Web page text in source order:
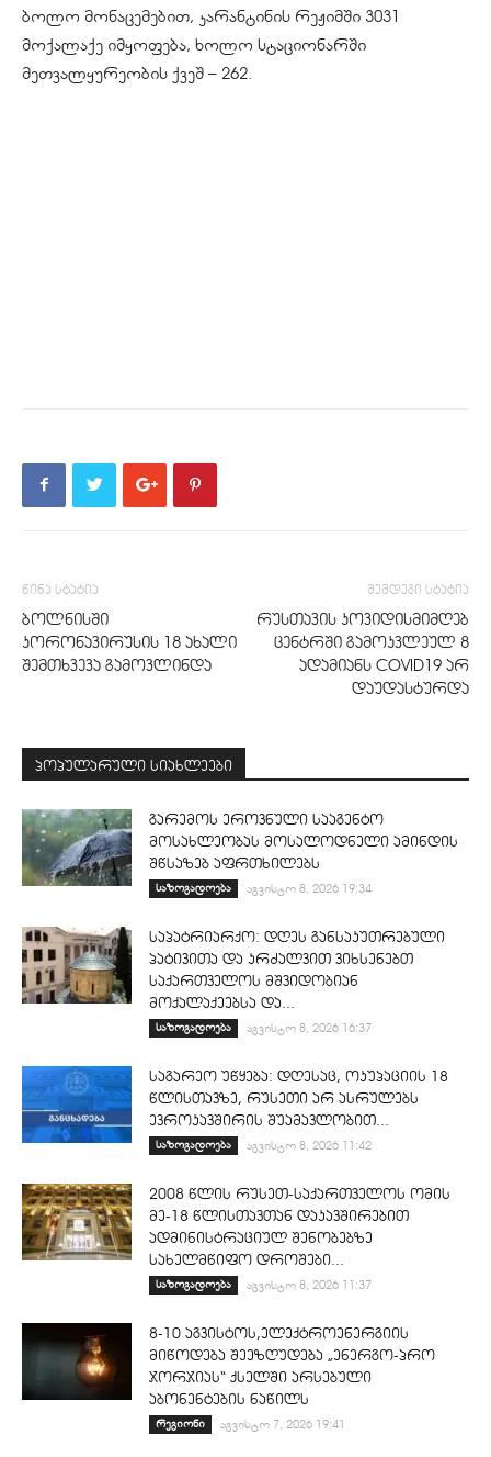
ბოლო მონაცემებით, კარანტინის რეჟიმში 3031
მოქალაქე იმყოფება, ხოლო სტაციონარში
მეთვალყურეობის ქვეშ – 262.
წინა სტატია
ბოლნისში
კორონავირუსის 18 ახალი
შემთხვევა გამოვლინდა
შემდეგი სტატია
რუსთავის კოვიდისმიმღებ
ცენტრში გამოკვლეულ 8
ადამიანს COVID19 არ
დაუდასტურდა
პოპულარული სიახლეები
გარემოს ეროვნული სააგენტო
მოსახლეობას მოსალოდნელი ამინდის
შწსაზებ აფრთხილებს
საზოგადოება აგვისტო 8, 2026 19:34
საპატრიარქო: დღეს განსაკუთრებული
პატივითა და კრძალვით ვიხსენებთ
საქართველოს მშვიდობიან
მოქალაქეებსა და...
საზოგადოება აგვისტო 8, 2026 16:37
საგარეო უწყება: დღესაც, ოკუპაციის 18
წლისთავზე, რუსეთი არ ასრულებს
ევროკავშირის შუამავლობით...
საზოგადოება აგვისტო 8, 2026 11:42
2008 წლის რუსეთ-საქართველოს ომის
მე-18 წლისთავთან დაკავშირებით
ადმინისტრაციულ შენობებზე
სახელმწიფო დროშები...
საზოგადოება აგვისტო 8, 2026 11:37
8-10 აგვისტოს,ელექტროენერგიის
მიწოდება შეეზღუდება „ენერგო-პრო
ჯორჯიას“ ქსელში არსებული
აბონენტების ნაწილს
რეგიონი აგვისტო 7, 2026 19:41